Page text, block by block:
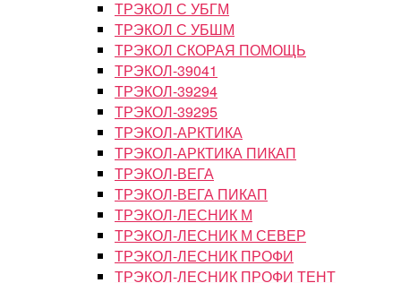
ТРЭКОЛ С УБГМ
ТРЭКОЛ С УБШМ
ТРЭКОЛ СКОРАЯ ПОМОЩЬ
ТРЭКОЛ-39041
ТРЭКОЛ-39294
ТРЭКОЛ-39295
ТРЭКОЛ-АРКТИКА
ТРЭКОЛ-АРКТИКА ПИКАП
ТРЭКОЛ-ВЕГА
ТРЭКОЛ-ВЕГА ПИКАП
ТРЭКОЛ-ЛЕСНИК М
ТРЭКОЛ-ЛЕСНИК М СЕВЕР
ТРЭКОЛ-ЛЕСНИК ПРОФИ
ТРЭКОЛ-ЛЕСНИК ПРОФИ ТЕНТ